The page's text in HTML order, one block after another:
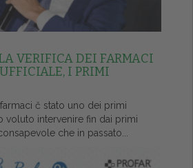
VERIFICA DEI FARMACI
I PRIMI
č stato uno dei primi
voluto intervenire fin dai primi
che in passato...